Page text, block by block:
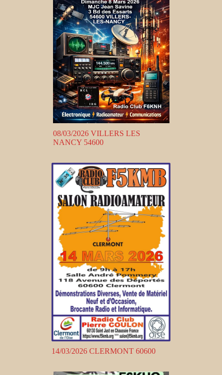
08/03/2026 VILLERS LES
NANCY 54600
14/03/2026 CLERMONT 60600